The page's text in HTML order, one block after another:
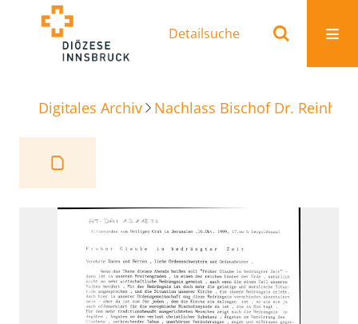
Detailsuche
Digitales Archiv Nachlass Bischof Dr.